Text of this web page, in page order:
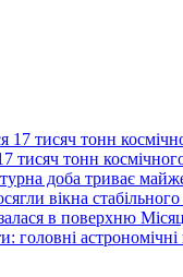
тонн космічного
доба триває
вікна
в поверхню
головні астрономічні